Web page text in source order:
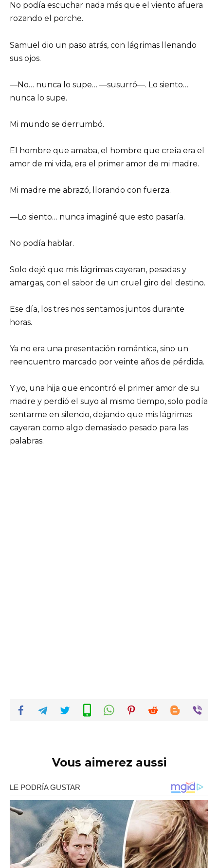
No podía escuchar nada más que el viento afuera
rozando el porche.
Samuel dio un paso atrás, con lágrimas llenando
sus ojos.
—No… nunca lo supe… —susurró—. Lo siento…
nunca lo supe.
Mi mundo se derrumbó.
El hombre que amaba, el hombre que creía era el
amor de mi vida, era el primer amor de mi madre.
Mi madre me abrazó, llorando con fuerza.
—Lo siento… nunca imaginé que esto pasaría.
No podía hablar.
Solo dejé que mis lágrimas cayeran, pesadas y
amargas, con el sabor de un cruel giro del destino.
Ese día, los tres nos sentamos juntos durante
horas.
Ya no era una presentación romántica, sino un
reencuentro marcado por veinte años de pérdida.
Y yo, una hija que encontró el primer amor de su
madre y perdió el suyo al mismo tiempo, solo podía
sentarme en silencio, dejando que mis lágrimas
cayeran como algo demasiado pesado para las
palabras.
Vous aimerez aussi